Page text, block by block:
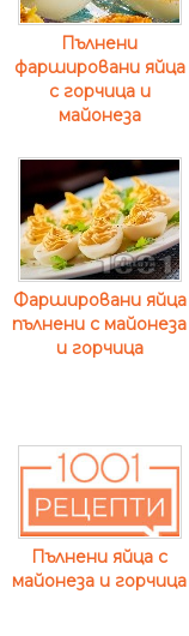
Пълнени
фаршировани яйца
с горчица и
майонеза
Фаршировани яйца
пълнени с майонеза
и горчица
Пълнени яйца с
майонеза и горчица